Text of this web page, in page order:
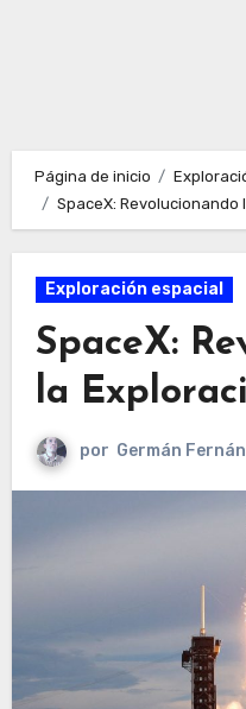
Página de inicio
SpaceX: Revolucionando
Exploración espacial
SpaceX:
la
por Germán